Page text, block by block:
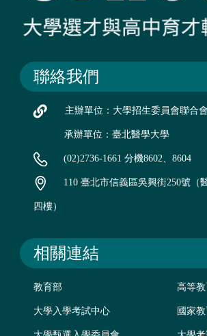
聯絡我們
主辦單位：大學招生委員會聯合會
承辦單位：臺北醫學大學
(02)2736-1661 分機8602、8604
110 臺北市信義區吳興街250號（
四樓）
相關連結
教育部 高等教
大學入學考試中心 國家